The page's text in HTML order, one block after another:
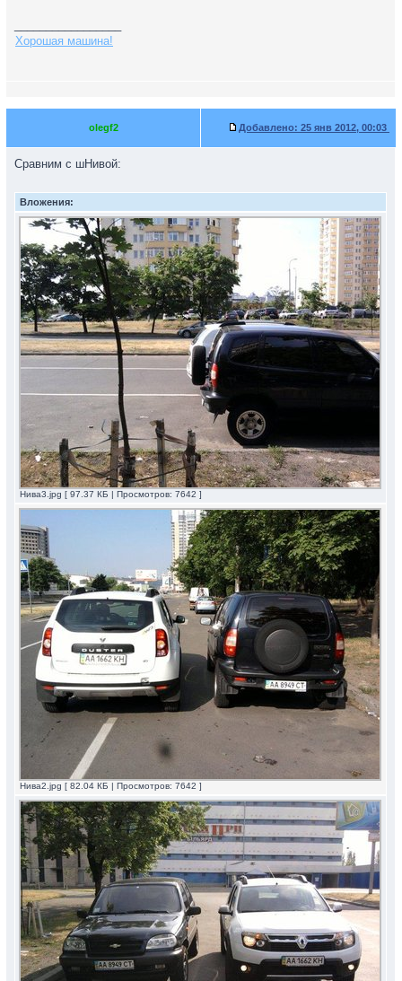
Хорошая машина!
olegf2 Добавлено: 25 янв 2012, 00:03
Сравним с шНивой:
Вложения:
Нива3.jpg [ 97.37 КБ | Просмотров: 7642 ]
Нива2.jpg [ 82.04 КБ | Просмотров: 7642 ]